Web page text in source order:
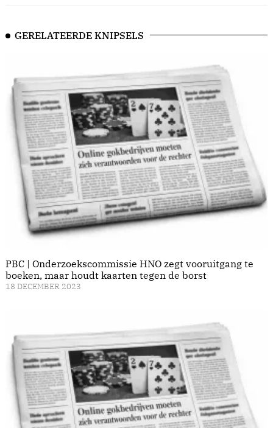
GERELATEERDE KNIPSELS
PBC | Onderzoekscommissie HNO zegt vooruitgang te
boeken, maar houdt kaarten tegen de borst
18 DECEMBER 2023